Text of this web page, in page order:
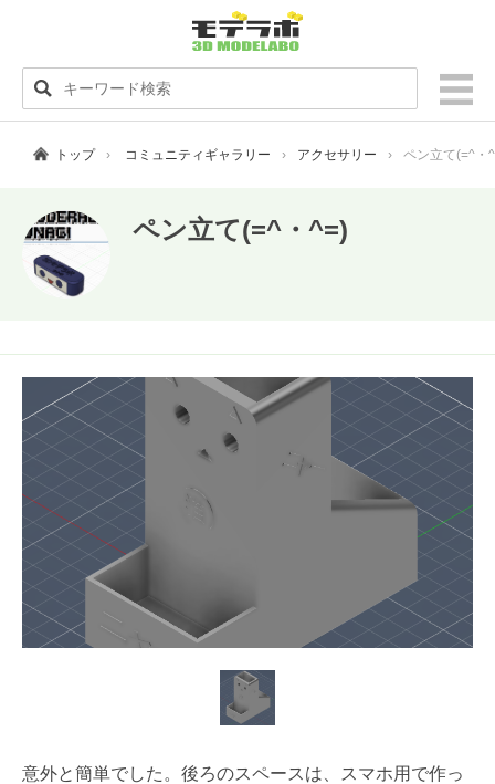
トップ コミュニティギャラリー アクセサリー ペン立て(=^・
ペン立て(=^・^=)
意外と簡単でした。後ろのスペースは、スマホ用で作っ